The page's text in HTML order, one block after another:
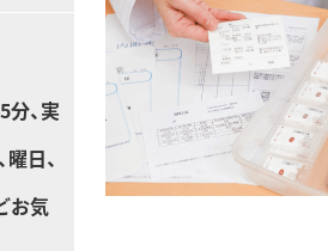
、実
日、
お気